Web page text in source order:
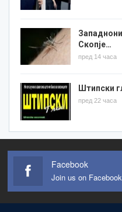
Скопје…
пред 14 часа
Штипски
пред 22 часа
Facebook
Join us on Facebook